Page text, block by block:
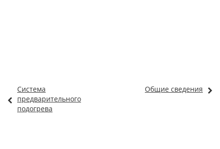
Система
предварительного
подогрева
Общие сведения